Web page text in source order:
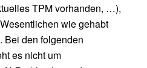
TPM vorhanden, …),
wie gehabt
Bei den folgenden
es nicht um